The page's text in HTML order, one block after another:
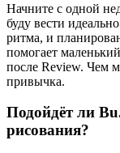
Начните с одной
буду вести
ритма, и
помогает
после Review. Чем
привычка.
Подойдёт ли
рисования?